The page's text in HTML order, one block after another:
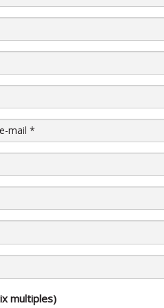
e-mail*
multiples)